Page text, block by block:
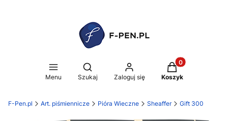
Menu
Otwórz wyszukiwarkę
Szukaj Zaloguj się
Produkty w
Koszyk
F-Pen.pl Art. piśmiennicze Pióra Wieczne Sheaffer Gift 300